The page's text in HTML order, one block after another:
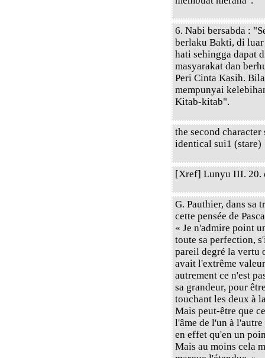
6. Nabi bersabda :
berlaku Bakti, di
hati sehingga dapat
masyarakat dan
Peri Cinta Kasih.
mempunyai
Kitab-kitab".
the second
identical sui1 (stare)
[Xref] Lunyu III. 20.
G. Pauthier, dans sa
cette pensée de
« Je n'admire point
toute sa perfection,
pareil degré la vertu
avait l'extrême
autrement ce n'est
sa grandeur, pour
touchant les deux à
Mais peut-être que
l'âme de l'un à
en effet qu'en un
Mais au moins cela